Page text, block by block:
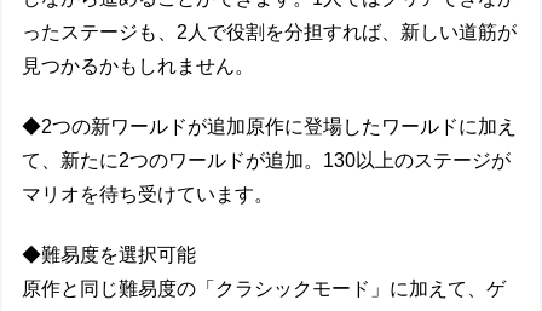
ったステージも、2人で役割を分担すれば、新しい道筋が
見つかるかもしれません。
◆2つの新ワールドが追加原作に登場したワールドに加え
て、新たに2つのワールドが追加。130以上のステージが
マリオを待ち受けています。
◆難易度を選択可能
原作と同じ難易度の「クラシックモード」に加えて、ゲ